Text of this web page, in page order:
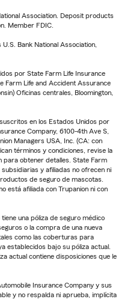
Association. Deposit products
Member FDIC.
Bank National Association,
por State Farm Life Insurance
Farm Life and Accident Assurance
Oficinas centrales, Bloomington,
en los Estados Unidos por
Company, 6100-4th Ave S,
Managers USA, Inc. (CA: con
términos y condiciones, revise la
para obtener detalles. State Farm
y afiliadas no ofrecen ni
de seguro de mascotas.
está afiliada con Trupanion ni con
una póliza de seguro médico
o la compra de una nueva
como las coberturas para
establecidos bajo su póliza actual.
actual contiene disposiciones que le
Insurance Company y sus
y no respalda ni aprueba, implícita